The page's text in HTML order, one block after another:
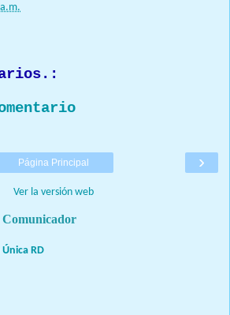
›
Página Principal
Ver la versión web
Comunicador
RD